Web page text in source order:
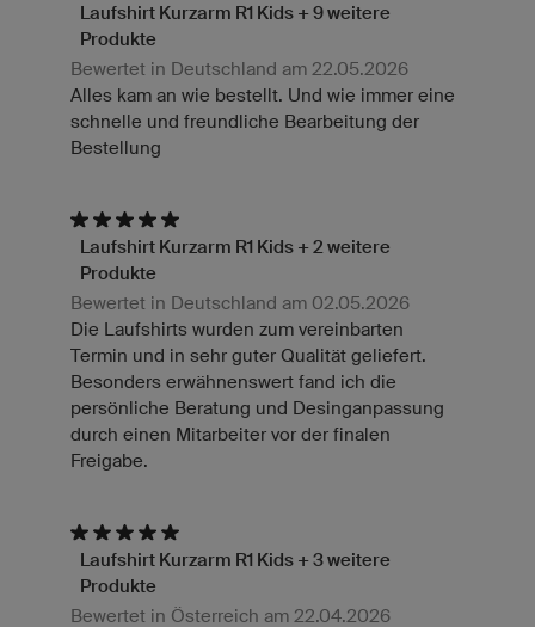
Laufshirt Kurzarm R1 Kids + 9 weitere
Produkte
Bewertet in Deutschland am 22.05.2026
Alles kam an wie bestellt. Und wie immer eine
schnelle und freundliche Bearbeitung der
Bestellung
Laufshirt Kurzarm R1 Kids + 2 weitere
Produkte
Bewertet in Deutschland am 02.05.2026
Die Laufshirts wurden zum vereinbarten
Termin und in sehr guter Qualität geliefert.
Besonders erwähnenswert fand ich die
persönliche Beratung und Desinganpassung
durch einen Mitarbeiter vor der finalen
Freigabe.
Laufshirt Kurzarm R1 Kids + 3 weitere
Produkte
Bewertet in Österreich am 22.04.2026